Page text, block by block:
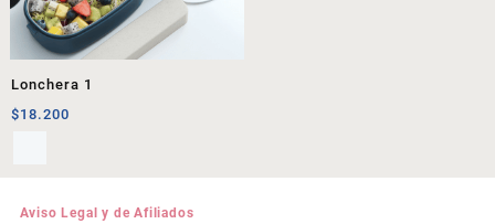
Lonchera 1
$18.200
Aviso Legal y de Afiliados